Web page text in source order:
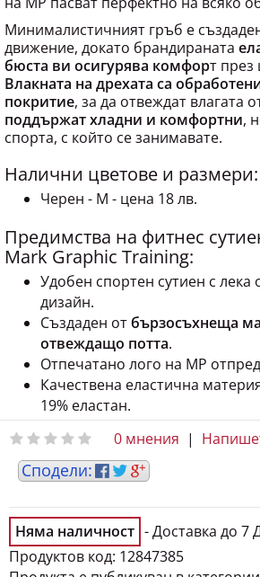
Минималистичният гръб е
движение, докато брандираната
бюста ви осигурява комфорт през
Влакната на дрехата са
покритие , за да отвеждат влагата
поддържат хладни и комфортни ,
спорта, с който се занимавате.
Черен - M - цена 18 лв.
Mark Graphic Training:
Удобен спортен сутиен с лека
дизайн.
Създаден от
отвеждащо потта.
Отпечатано лого на MP отпред
Качествена еластична
19% еластан.
0 мнения|
Няма наличност
Продуктов код:12847385
Продукта е публикуван в категории: